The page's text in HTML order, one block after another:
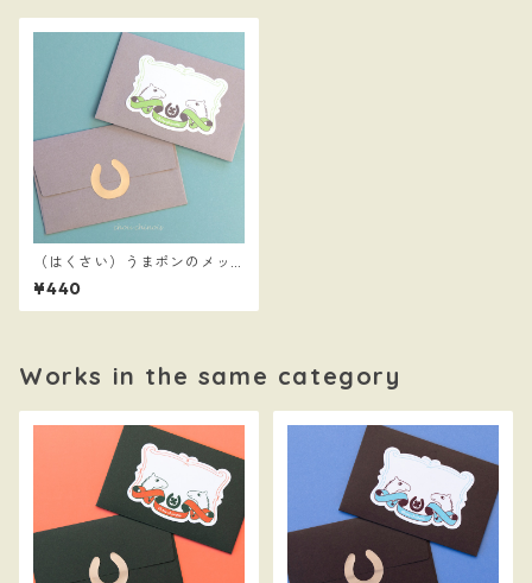
（はくさい）うまポンのメッ
セージステッカーとミニ封筒
¥440
Works in the same category